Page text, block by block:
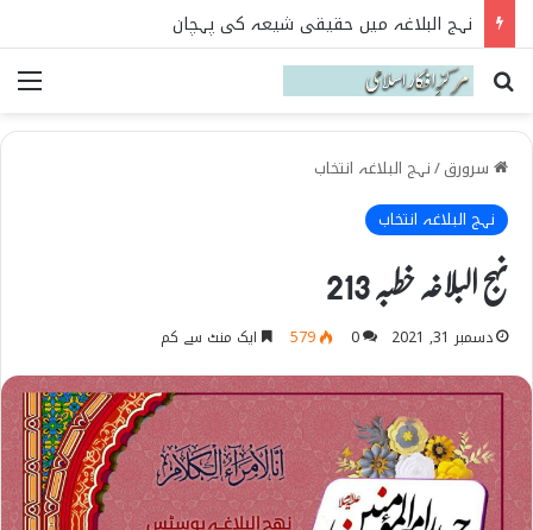
نہج البلاغہ میں حقیقی شیعہ کی پہچان
Search for
سرورق/نہج البلاغہ انتخاب
نہج البلاغہ انتخاب
نہج البلاغہ خطبہ 213
دسمبر 31, 2021 0
579 ایک منٹ سے کم